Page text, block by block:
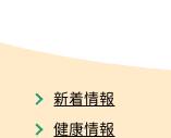
新着情報
健康情報